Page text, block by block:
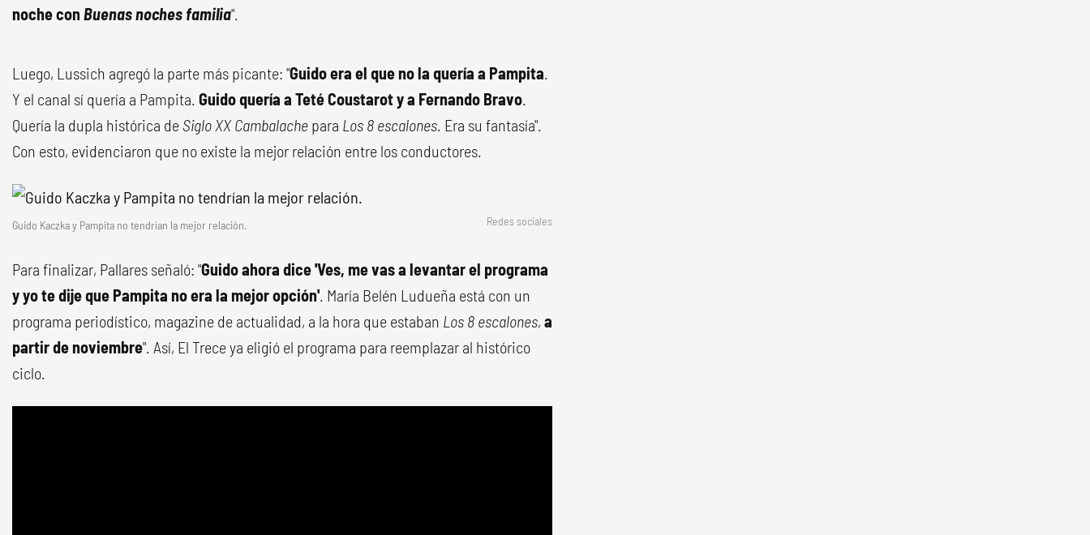
noche con Buenas noches familia".
Luego, Lussich agregó la parte más picante: "Guido era el que no la quería a Pampita.
Y el canal sí quería a Pampita. Guido quería a Teté Coustarot y a Fernando Bravo.
Quería la dupla histórica de Siglo XX Cambalache para Los 8 escalones. Era su fantasía".
Con esto, evidenciaron que no existe la mejor relación entre los conductores.
Guido Kaczka y Pampita no tendrían la mejor relación. Redes sociales
Para finalizar, Pallares señaló: "Guido ahora dice 'Ves, me vas a levantar el programa
y yo te dije que Pampita no era la mejor opción'. María Belén Ludueña está con un
programa periodístico, magazine de actualidad, a la hora que estaban Los 8 escalones, a
partir de noviembre". Así, El Trece ya eligió el programa para reemplazar al histórico
ciclo.